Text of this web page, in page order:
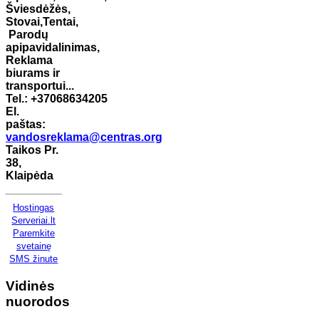
Šviesdėžės,
Stovai,Tentai,
Parodų
apipavidalinimas,
Reklama
biurams ir
transportui...
Tel.: +37068634205
El.
paštas:
vandosreklama@centras.org
Taikos Pr.
38,
Klaipėda
Hostingas
Serveriai.lt
Paremkite
svetainę
SMS žinute
Vidinės
nuorodos